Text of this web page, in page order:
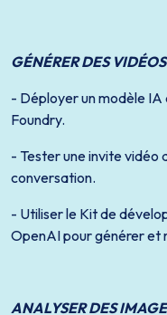
GÉNÉRER DES
- Déployer un modèle
Foundry.
- Tester une invite vidéo
conversation.
- Utiliser le Kit de
OpenAI pour générer et
ANALYSER DES